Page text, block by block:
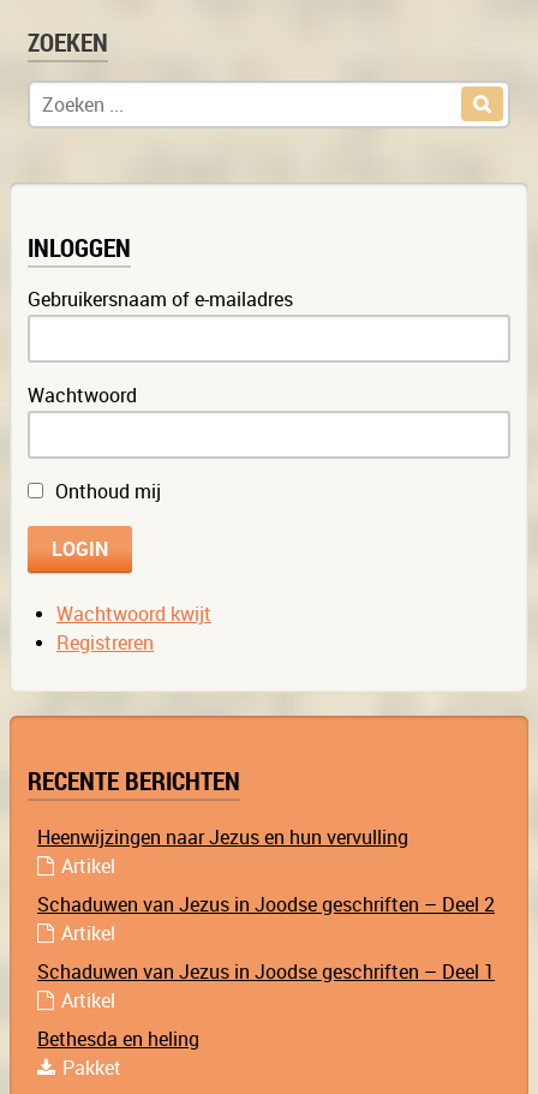
ZOEKEN
Zoek naar:
INLOGGEN
Gebruikersnaam of e-mailadres
Wachtwoord
Onthoud mij
Wachtwoord kwijt
Registreren
RECENTE BERICHTEN
Heenwijzingen naar Jezus en hun vervulling
Artikel
Schaduwen van Jezus in Joodse geschriften – Deel 2
Artikel
Schaduwen van Jezus in Joodse geschriften – Deel 1
Artikel
Bethesda en heling
Pakket